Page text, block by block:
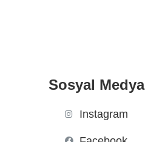
Sosyal Medya
Instagram